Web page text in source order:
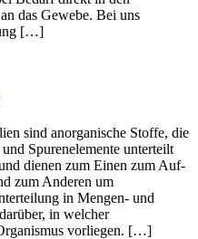
das Gewebe. Bei uns
[…]
sind anorganische Stoffe, die
Spurenelemente unterteilt
dienen zum Einen zum Auf-
zum Anderen um
in Mengen- und
in welcher
vorliegen. […]